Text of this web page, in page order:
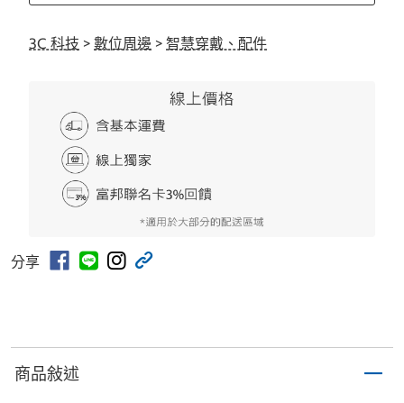
3C 科技 > 數位周邊 > 智慧穿戴、配件
分享
商品敍述